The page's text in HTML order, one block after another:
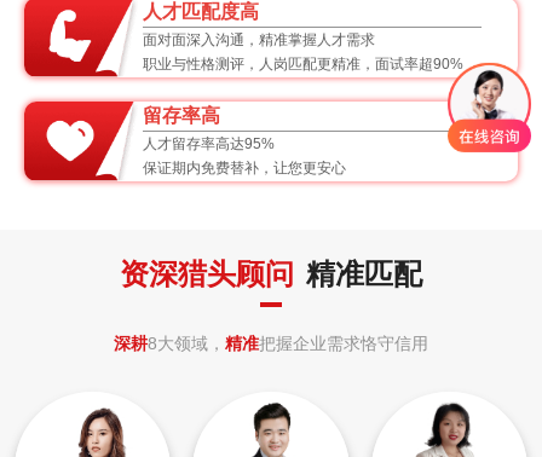
人才匹配度高
面对面深入沟通，精准掌握人才需求
职业与性格测评，人岗匹配更精准，面试率超90%
留存率高
人才留存率高达95%
保证期内免费替补，让您更安心
资深猎头顾问 精准匹配
深耕8大领域， 精准把握企业需求恪守信用